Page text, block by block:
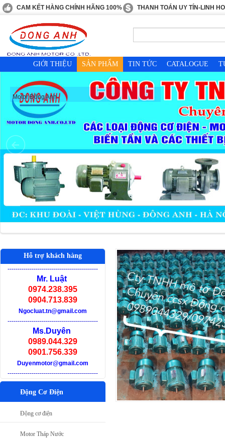
CAM KẾT HÀNG CHÍNH HÃNG 100% THANH TOÁN UY TÍN-LINH
GIỚI THIỆU SẢN PHẨM TIN TỨC CATALOGUE
Motor Đông Anh
Hỗ trợ khách hàng
---------------------------------------------
Mr. Luật
0974.238.395
0904.713.839
Ngocluat.tn@gmail.com
---------------------------------------------
Ms.Duyên
0989.044.329
0901.756.339
Duyenmotor@gmail.com
---------------------------------------------
Động Cơ Điện
Động cơ điện
Motor Tháp Nước